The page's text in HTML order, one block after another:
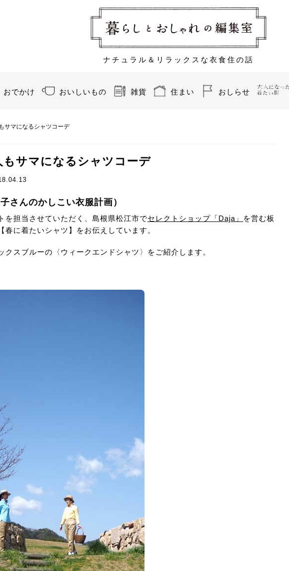
ナチュラル＆リラックスな衣食住の話
おでかけ おいしいもの 雑貨 住まい おしらせ
サマになるシャツコーデ
サマになるシャツコーデ
さんのかしこい衣服計画）
を担当させていただく、島根県松江市でセレクトショップ「Daja」
を営む板
に着たいシャツ】をお伝えしています。
スブルーの〈ウィークエンドシャツ〉をご紹介します。